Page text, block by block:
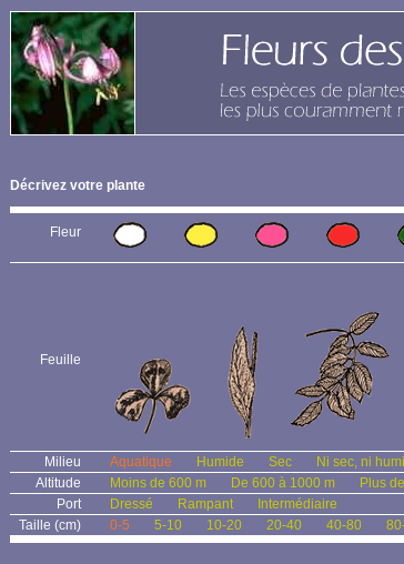
Décrivez votre plante
Fleur
Feuille
Milieu Aquatique Humide Sec
Ni sec, ni
Altitude
Moins de 600 m De 600 à 1000 m
Plus
Port
Dressé Rampant
Intermédiaire
Taille (cm)
0-5 5-10 10-20 20-40 40-80